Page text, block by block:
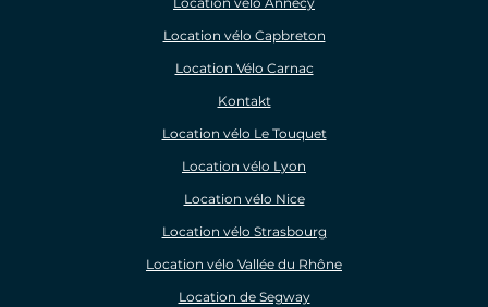
Location vélo Capbreton
Location Vélo Carnac
Kontakt
Location vélo Le Touquet
Location vélo Lyon
Location vélo Nice
Location vélo Strasbourg
Location vélo Vallée du Rhône
Location de Segway